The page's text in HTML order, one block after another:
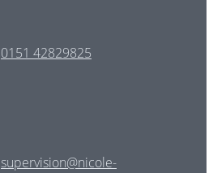
0151 42829825
supervision@nicole-